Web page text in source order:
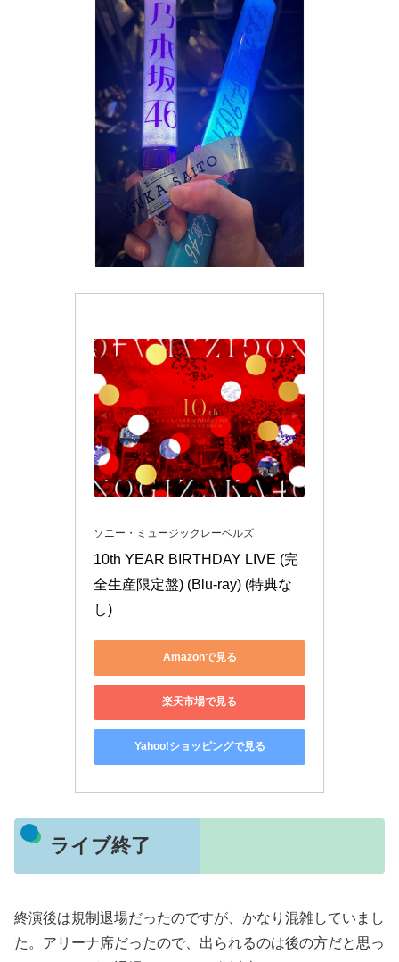
ソニー・ミュージックレーベルズ
10th YEAR BIRTHDAY LIVE (完
全生産限定盤) (Blu-ray) (特典な
し)
Amazonで見る
楽天市場で見る
Yahoo!ショッピングで見る
ライブ終了
終演後は規制退場だったのですが、かなり混雑していまし
た。アリーナ席だったので、出られるのは後の方だと思っ